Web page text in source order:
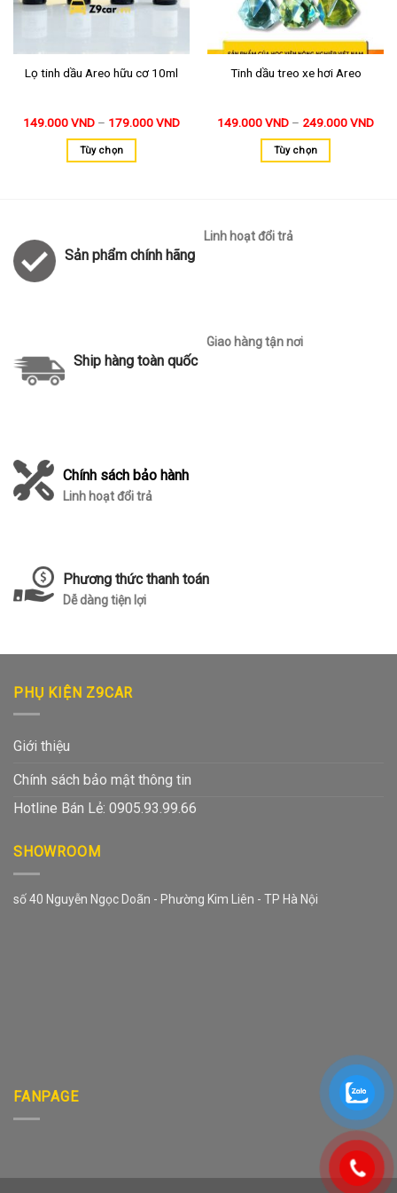
Lọ tinh dầu Areo hữu cơ 10ml
149.000VND – 179.000VND
Tùy chọn
Tinh dầu treo xe hơi Areo
149.000VND – 249.000VND
Tùy chọn
Sản phẩm chính hãng
Linh hoạt đổi trả
Ship hàng toàn quốc
Giao hàng tận nơi
Chính sách bảo hành
Linh hoạt đổi trả
Phương thức thanh toán
Dễ dàng tiện lợi
PHỤ KIỆN Z9CAR
Giới thiệu
Chính sách bảo mật thông tin
Hotline Bán Lẻ: 0905.93.99.66
SHOWROOM
số 40 Nguyễn Ngọc Doãn - Phường Kim Liên - TP Hà Nội
FANPAGE